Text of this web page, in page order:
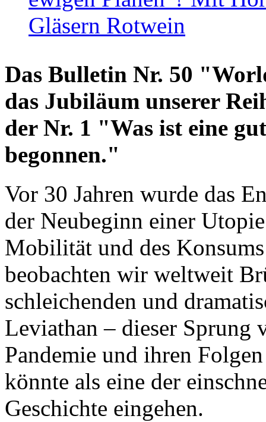
Gläsern Rotwein
Das Bulletin Nr. 50
das Jubiläum unserer
der Nr. 1 "Was ist eine
begonnen."
Vor 30 Jahren wurde das
der Neubeginn einer
Mobilität und des
beobachten wir weltweit
schleichenden und
Leviathan – dieser Sprung
Pandemie und ihren
könnte als eine der
Geschichte eingehen.